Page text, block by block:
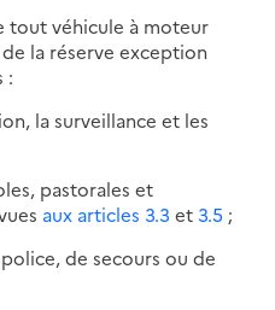
tout véhicule à moteur
la réserve exception
:
la surveillance et les
pastorales et
aux articles 3.3 et 3.5 ;
de secours ou de